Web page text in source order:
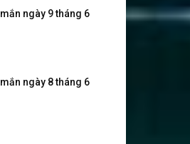
ngày 9 tháng 6
ngày 8 tháng 6